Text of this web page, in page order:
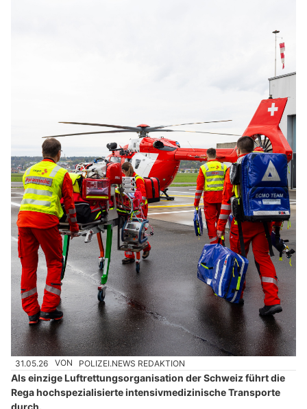
31.05.26 VON POLIZEI.NEWS REDAKTION
Als einzige Luftrettungsorganisation der Schweiz führt die
Rega hochspezialisierte intensivmedizinische Transporte
durch.